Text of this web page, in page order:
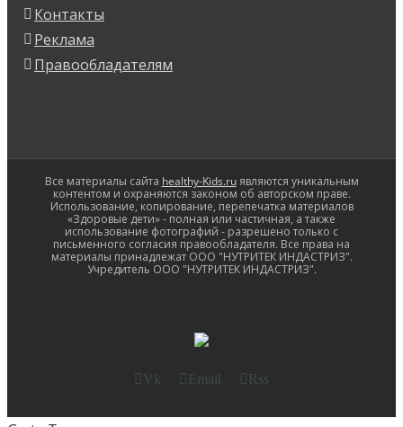
Контакты
Реклама
Правообладателям
Все материалы сайта healthy-Kids.ruявляются уникальным
контентом и охраняются законом об авторском праве.
Использование, копирование, перепечатка материалов
«Здоровые дети» - полная или частичная, а также
использование фотографий - разрешено только с
письменного согласия правообладателя. Все права на
материалы принадлежат ООО "НУТРИТЕК ИНДАСТРИЗ".
Учредитель ООО "НУТРИТЕК ИНДАСТРИЗ".
Vk Email Rss